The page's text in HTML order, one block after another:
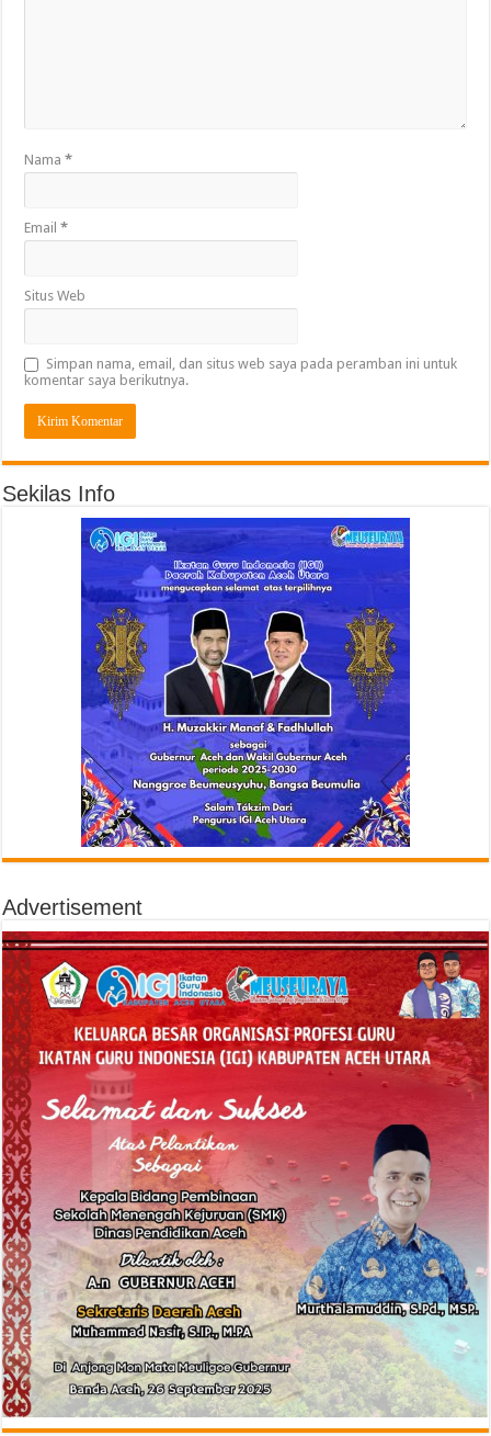
Nama*
Email*
Situs Web
Simpan nama, email, dan situs web saya pada peramban ini untuk
komentar saya berikutnya.
Sekilas Info
Advertisement